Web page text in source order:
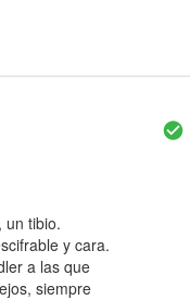
un tibio.
y cara.
a las que
siempre